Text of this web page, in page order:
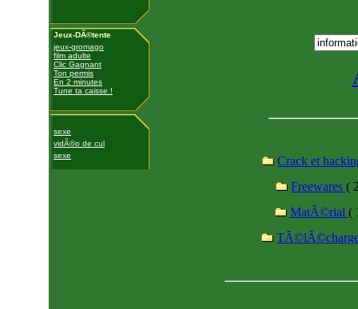
Jeux-DÃ©tente
jeux-gromago
film adulte
Clic Gagnant
Ton permis
En 2 minutes
Tune ta caisse !
sexe
vidÃ©o de cul
sexe
Crack et
Freewares (
MatÃ©rial (